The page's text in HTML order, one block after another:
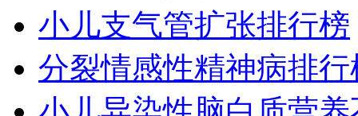
小儿支气管扩张排行榜
分裂情感性精神病排行